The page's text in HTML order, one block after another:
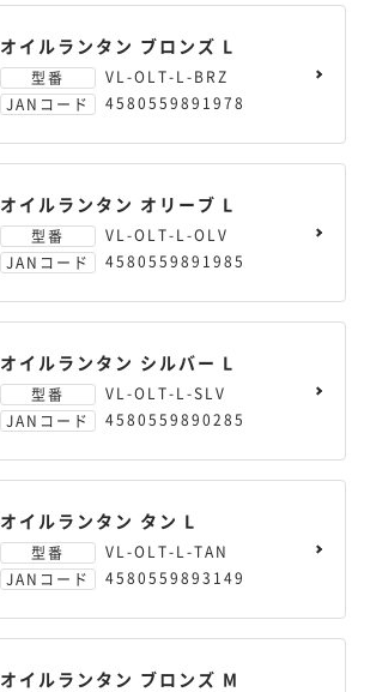
オイルランタン ブロンズ L
型番
VL-OLT-L-BRZ
JANコード
4580559891978
オイルランタン オリーブ L
型番
VL-OLT-L-OLV
JANコード
4580559891985
オイルランタン シルバー L
型番
VL-OLT-L-SLV
JANコード
4580559890285
オイルランタン タン L
型番
VL-OLT-L-TAN
JANコード
4580559893149
オイルランタン ブロンズ M